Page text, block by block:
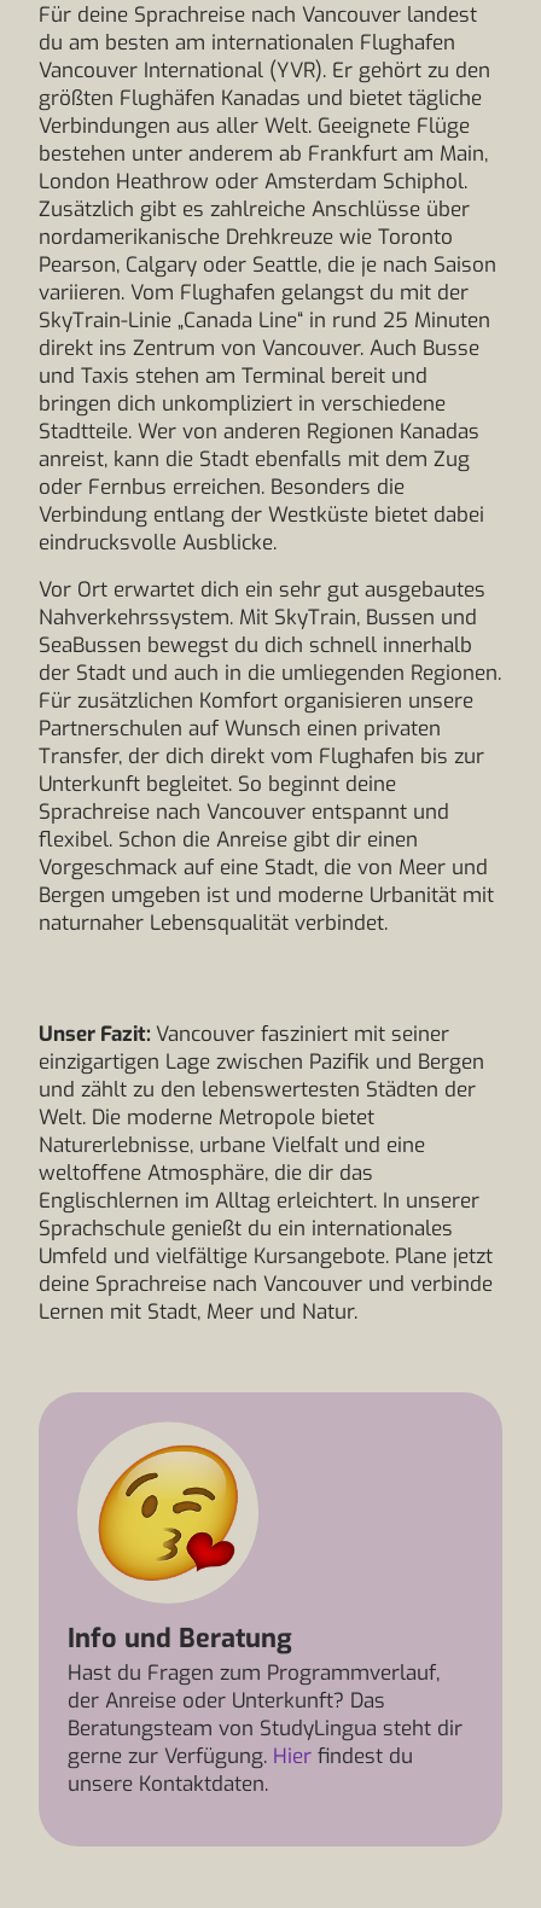
Für deine Sprachreise nach Vancouver landest
du am besten am internationalen Flughafen
Vancouver International (YVR). Er gehört zu den
größten Flughäfen Kanadas und bietet tägliche
Verbindungen aus aller Welt. Geeignete Flüge
bestehen unter anderem ab Frankfurt am Main,
London Heathrow oder Amsterdam Schiphol.
Zusätzlich gibt es zahlreiche Anschlüsse über
nordamerikanische Drehkreuze wie Toronto
Pearson, Calgary oder Seattle, die je nach Saison
variieren. Vom Flughafen gelangst du mit der
SkyTrain-Linie „Canada Line“ in rund 25 Minuten
direkt ins Zentrum von Vancouver. Auch Busse
und Taxis stehen am Terminal bereit und
bringen dich unkompliziert in verschiedene
Stadtteile. Wer von anderen Regionen Kanadas
anreist, kann die Stadt ebenfalls mit dem Zug
oder Fernbus erreichen. Besonders die
Verbindung entlang der Westküste bietet dabei
eindrucksvolle Ausblicke.
Vor Ort erwartet dich ein sehr gut ausgebautes
Nahverkehrssystem. Mit SkyTrain, Bussen und
SeaBussen bewegst du dich schnell innerhalb
der Stadt und auch in die umliegenden Regionen.
Für zusätzlichen Komfort organisieren unsere
Partnerschulen auf Wunsch einen privaten
Transfer, der dich direkt vom Flughafen bis zur
Unterkunft begleitet. So beginnt deine
Sprachreise nach Vancouver entspannt und
flexibel. Schon die Anreise gibt dir einen
Vorgeschmack auf eine Stadt, die von Meer und
Bergen umgeben ist und moderne Urbanität mit
naturnaher Lebensqualität verbindet.
Unser Fazit: Vancouver fasziniert mit seiner
einzigartigen Lage zwischen Pazifik und Bergen
und zählt zu den lebenswertesten Städten der
Welt. Die moderne Metropole bietet
Naturerlebnisse, urbane Vielfalt und eine
weltoffene Atmosphäre, die dir das
Englischlernen im Alltag erleichtert. In unserer
Sprachschule genießt du ein internationales
Umfeld und vielfältige Kursangebote. Plane jetzt
deine Sprachreise nach Vancouver und verbinde
Lernen mit Stadt, Meer und Natur.
Info und Beratung
Hast du Fragen zum Programmverlauf,
der Anreise oder Unterkunft? Das
Beratungsteam von StudyLingua steht dir
gerne zur Verfügung. Hier findest du
unsere Kontaktdaten.